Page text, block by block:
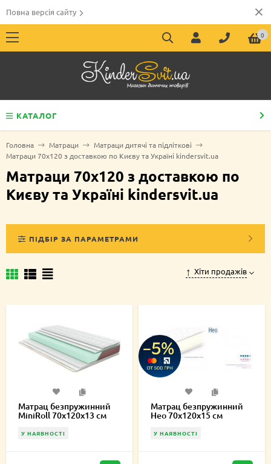
Повна версія сайту
0
КАТАЛОГ
Головна Матраци
Матраци дитячі та підліткові
Матраци 70х120 з доставкою по Києву та Україні kindersvit.ua
Матраци 70х120 з доставкою по
Києву та Україні kindersvit.ua
ПІДБІР ЗА ПАРАМЕТРАМИ
Хіти продажів
Матрац безпружинний
MiniRoll 70х120х13 см
У НАЯВНОСТІ
Матрац безпружинний
Нео 70х120х15 см
У НАЯВНОСТІ